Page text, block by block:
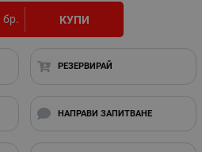
бр. КУПИ
РЕЗЕРВИРАЙ
НАПРАВИ ЗАПИТВАНЕ